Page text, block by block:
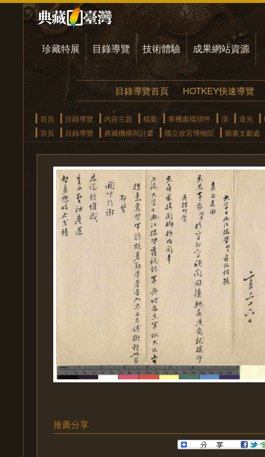
珍藏特展 目錄導覽 技術體驗 成果網站資源
目錄導覽首頁 HOTKEY快速導覽
首頁 目錄導覽 內容主題 檔案 軍機處檔摺件 清 道光
首頁
目錄導覽 典藏機構與計畫 國立故宮博物院 圖書文獻處
推薦分享